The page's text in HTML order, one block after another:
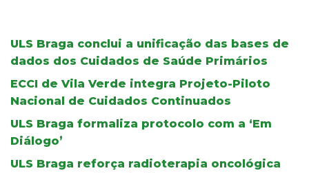
ULS Braga conclui a unificação das bases de
dados dos Cuidados de Saúde Primários
ECCI de Vila Verde integra Projeto-Piloto
Nacional de Cuidados Continuados
ULS Braga formaliza protocolo com a ‘Em
Diálogo’
ULS Braga reforça radioterapia oncológica